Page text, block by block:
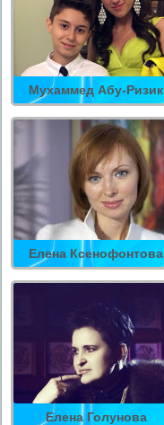
Мухаммед Абу-Ризик
Елена Ксенофонтова
Елена Голунова